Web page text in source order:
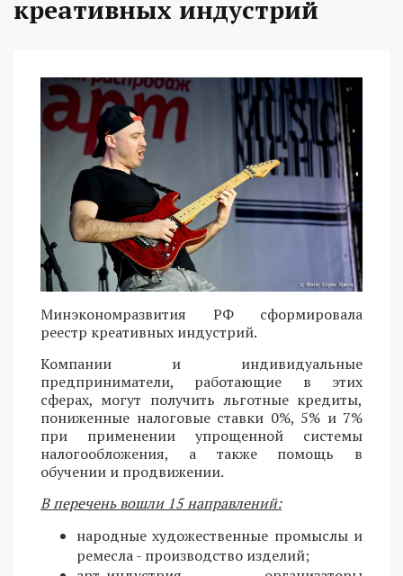
креативных индустрий
Минэкономразвития РФ сформировала
реестр креативных индустрий.
Компании и индивидуальные
предприниматели, работающие в этих
сферах, могут получить льготные кредиты,
пониженные налоговые ставки 0%, 5% и 7%
при применении упрощенной системы
налогообложения, а также помощь в
обучении и продвижении.
В перечень вошли 15 направлений:
народные художественные промыслы и
ремесла - производство изделий;